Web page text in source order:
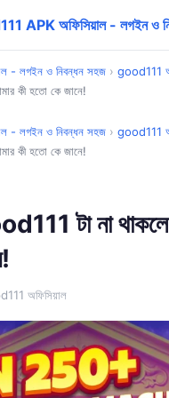
APK অফিসিয়াল - লগইন ও
- লগইন ও নিবন্ধন সহজ › good111
কী হতো কে জানে!
- লগইন ও নিবন্ধন সহজ › good111
কী হতো কে জানে!
টা না
অফিসিয়াল